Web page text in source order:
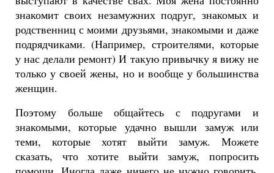
знакомит своих незамужних подруг, знакомых и
родственниц с моими друзьями, знакомыми и даже
подрядчиками. (Например, строителями, которые
у нас делали ремонт) И такую привычку я вижу не
только у своей жены, но и вообще у большинства
женщин.
Поэтому больше общайтесь с подругами и
знакомыми, которые удачно вышли замуж или
теми, которые хотят выйти замуж. Можете
сказать, что хотите выйти замуж, попросить